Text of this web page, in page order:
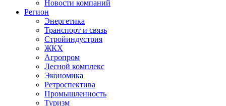
Новости компаний
Регион
Энергетика
Транспорт и связь
Стройиндустрия
ЖКХ
Агропром
Лесной комплекс
Экономика
Ретроспектива
Промышленность
Туризм